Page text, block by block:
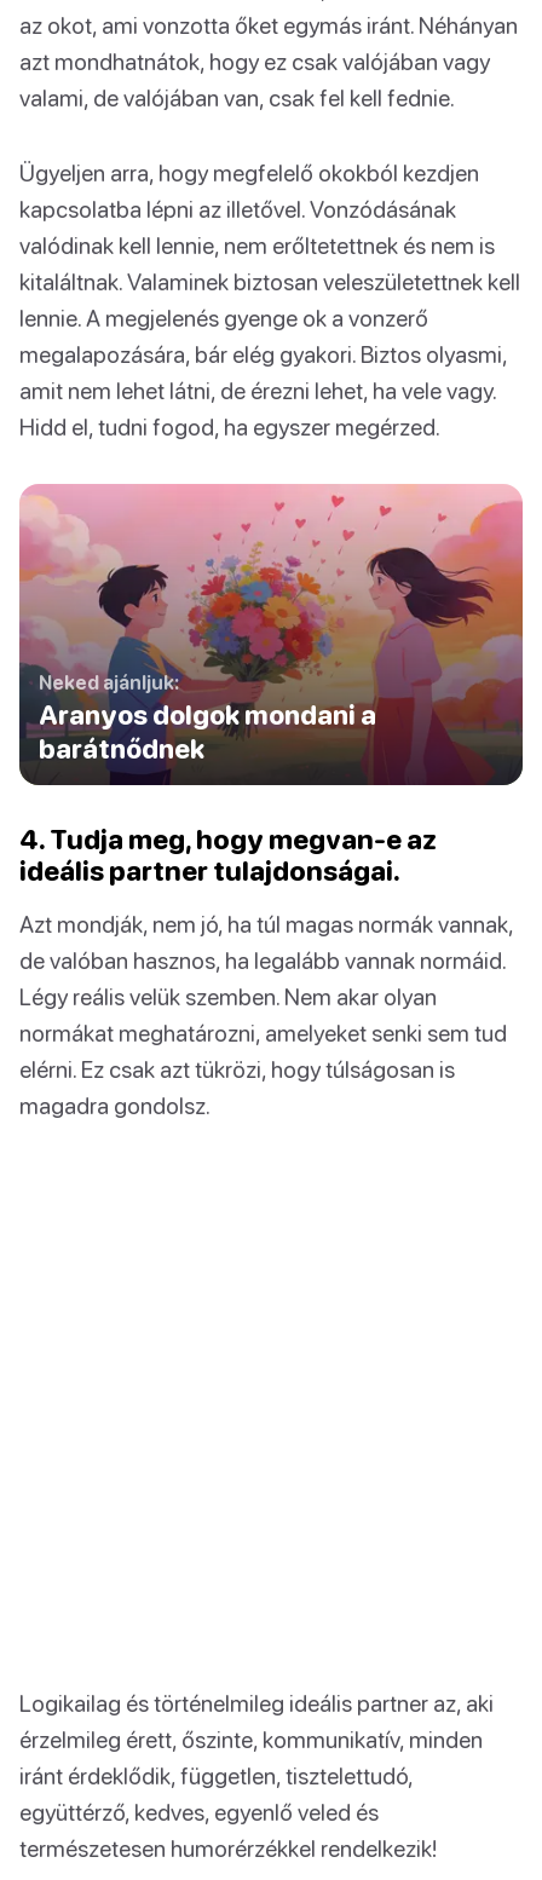
az okot, ami vonzotta őket egymás iránt. Néhányan
azt mondhatnátok, hogy ez csak valójában vagy
valami, de valójában van, csak fel kell fednie.
Ügyeljen arra, hogy megfelelő okokból kezdjen
kapcsolatba lépni az illetővel. Vonzódásának
valódinak kell lennie, nem erőltetettnek és nem is
kitaláltnak. Valaminek biztosan veleszületettnek kell
lennie. A megjelenés gyenge ok a vonzerő
megalapozására, bár elég gyakori. Biztos olyasmi,
amit nem lehet látni, de érezni lehet, ha vele vagy.
Hidd el, tudni fogod, ha egyszer megérzed.
Neked ajánljuk:
Aranyos dolgok mondani a
barátnődnek
4. Tudja meg, hogy megvan-e az
ideális partner tulajdonságai.
Azt mondják, nem jó, ha túl magas normák vannak,
de valóban hasznos, ha legalább vannak normáid.
Légy reális velük szemben. Nem akar olyan
normákat meghatározni, amelyeket senki sem tud
elérni. Ez csak azt tükrözi, hogy túlságosan is
magadra gondolsz.
Logikailag és történelmileg ideális partner az, aki
érzelmileg érett, őszinte, kommunikatív, minden
iránt érdeklődik, független, tisztelettudó,
együttérző, kedves, egyenlő veled és
természetesen humorérzékkel rendelkezik!